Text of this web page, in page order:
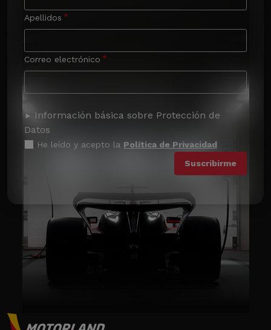
Apellidos
Correo electrónico
Información básica sobre Protección de
Datos
He leído y acepto la Política de Privacidad